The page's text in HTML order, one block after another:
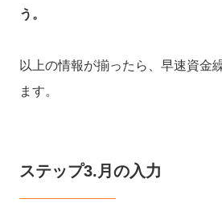
う。
以上の情報が揃ったら、早速資金
ます。
ステップ3.月の入力